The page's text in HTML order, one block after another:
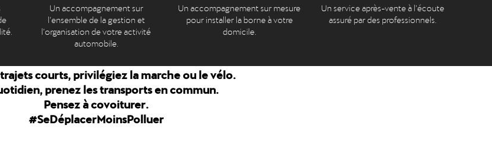
Un accompagnement sur
l’ensemble de la gestion et
l’organisation de votre activité
automobile.
Un accompagnement sur mesure
pour installer la borne à votre
domicile.
Un service après-vente à l’écoute
assuré par des professionnels.
courts, privilégiez la marche ou le vélo.
prenez les transports en commun.
Pensez à covoiturer.
#SeDéplacerMoinsPolluer